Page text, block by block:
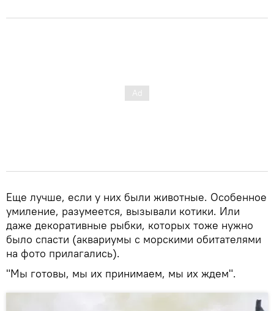
Еще лучше, если у них были животные. Особенное
умиление, разумеется, вызывали котики. Или
даже декоративные рыбки, которых тоже нужно
было спасти (аквариумы с морскими обитателями
на фото прилагались).
"Мы готовы, мы их принимаем, мы их ждем".